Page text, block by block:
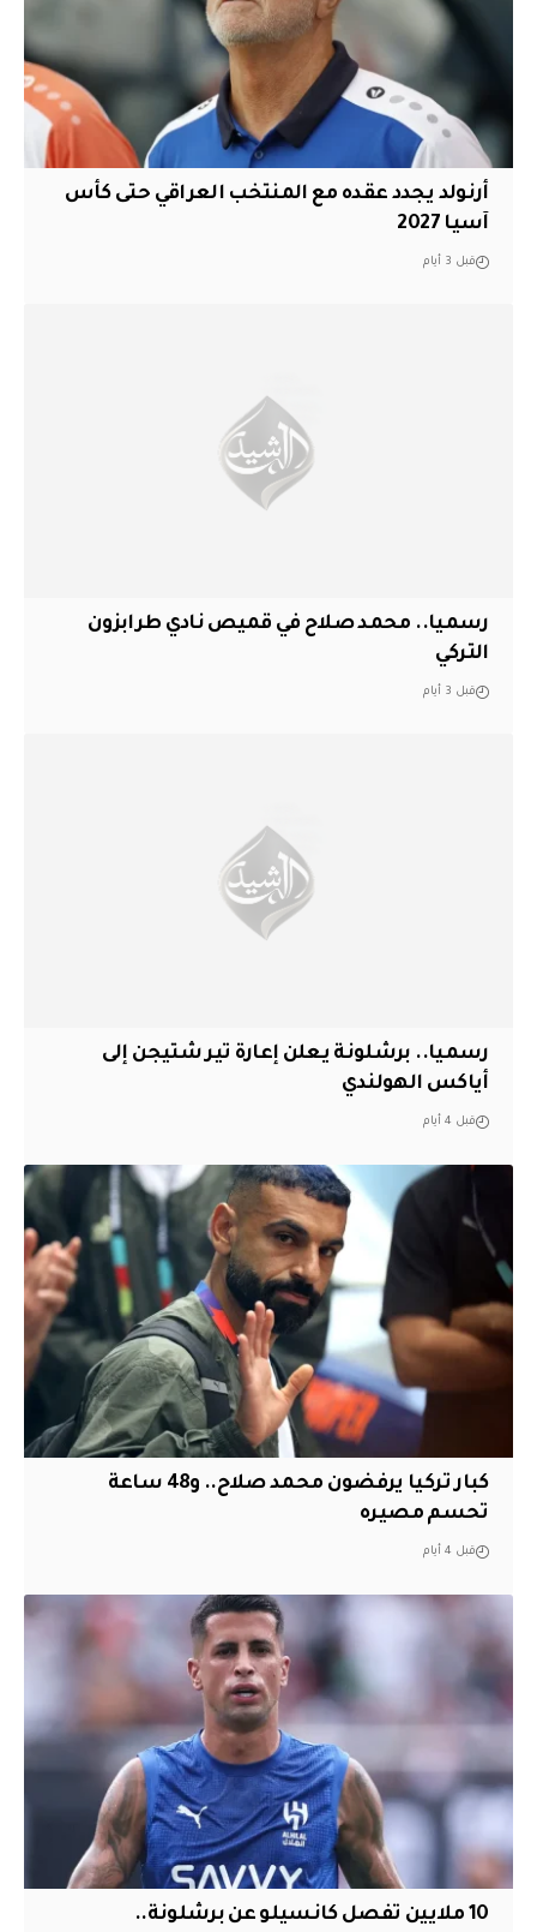
أرنولد يجدد عقده مع المنتخب العراقي حتى كأس
آسيا 2027
قبل 3 أيام
رسميا.. محمد صلاح في قميص نادي طرابزون
التركي
قبل 3 أيام
رسميا.. برشلونة يعلن إعارة تير شتيجن إلى
أياكس الهولندي
قبل 4 أيام
كبار تركيا يرفضون محمد صلاح.. و48 ساعة
تحسم مصيره
قبل 4 أيام
10 ملايين تفصل كانسيلو عن برشلونة..